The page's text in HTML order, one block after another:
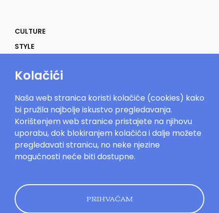
CULTURE
STYLE
POWER
IN THE MOOD
Mood.hr©2023. Sva prava zadržana.
korištenja
Politika kolačića
Pravila
privatnosti
Dizajn by
Kolačići
Naša web stranica koristi kolačiće (cookies) kako
bi pružila najbolje iskustvo pregledavanja.
Korištenjem web stranice pristajete na njihovu
uporabu, dok blokiranjem kolačića i dalje možete
pregledavati stranicu, no neke njezine
mogućnosti neće biti dostupne.
PRIHVAĆAM